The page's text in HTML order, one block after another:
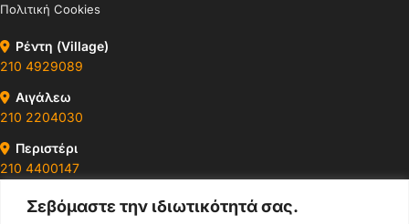
Σεβόμαστε την ιδιωτικότητά σας.
Πολιτική Cookies
Ρέντη (Village)
210 4929089
Αιγάλεω
210 2204030
Περιστέρι
210 4400147
Ωράρια & Διευθύνσεις →